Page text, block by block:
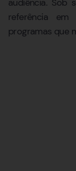
audiência. Sob
referência em
programas que